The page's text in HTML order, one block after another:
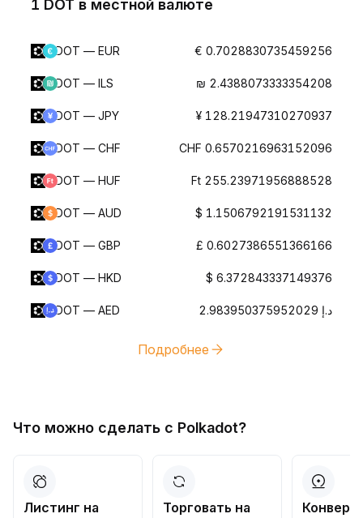
1 DOT в местной валюте
DOT — EUR € 0.7028830735459256
DOT — ILS ₪ 2.4388073333354208
DOT — JPY ¥ 128.21947310270937
DOT — CHF CHF 0.6570216963152096
DOT — HUF Ft 255.23971956888528
DOT — AUD $ 1.1506792191531132
DOT — GBP £ 0.6027386551366166
DOT — HKD $ 6.372843337149376
DOT — AED د.إ 2.983950375952029
Подробнее
Что можно сделать с Polkadot?
Листинг на
Торговать на